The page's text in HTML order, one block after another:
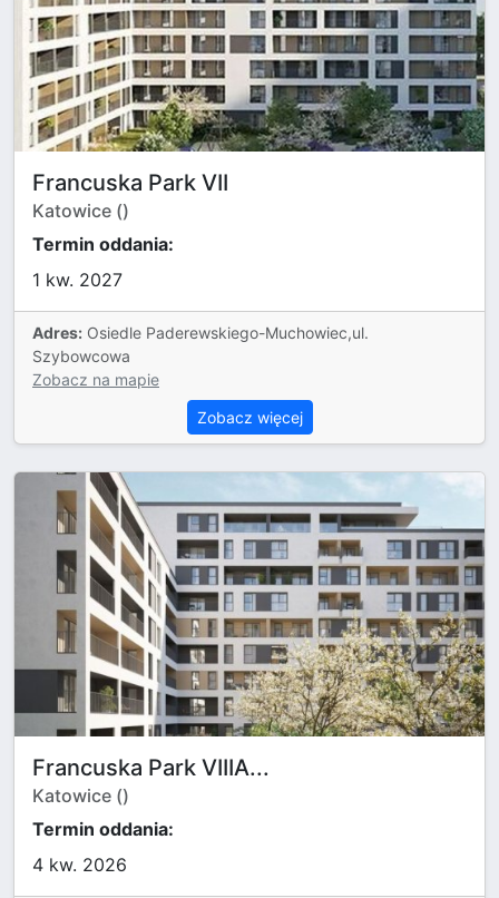
Francuska Park VII
Katowice ()
Termin oddania:
1 kw. 2027
Adres: Osiedle Paderewskiego-Muchowiec,ul.
Szybowcowa
Zobacz na mapie
Zobacz więcej
Francuska Park VIIIA...
Katowice ()
Termin oddania:
4 kw. 2026